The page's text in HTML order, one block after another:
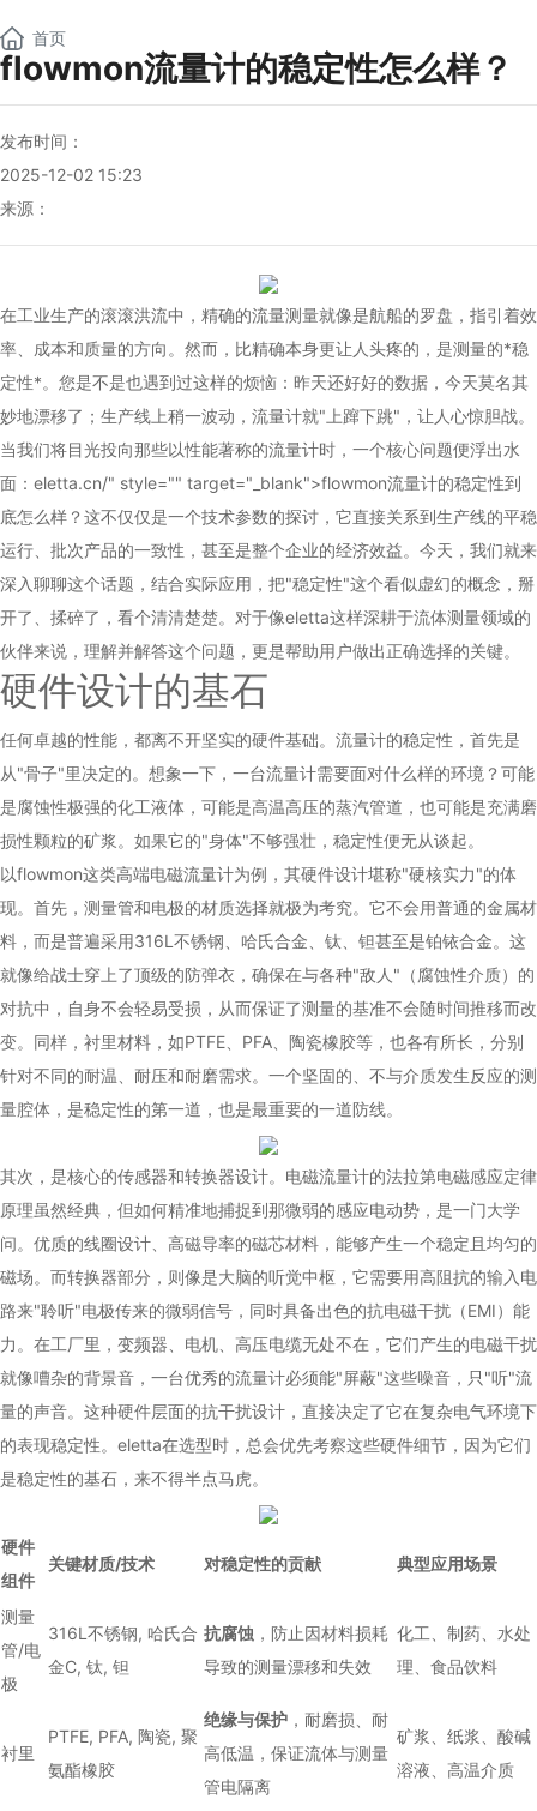
首页
flowmon流量计的稳定性怎么样？
发布时间：
2025-12-02 15:23
来源：
在工业生产的滚滚洪流中，精确的流量测量就像是航船的罗盘，指引着效
率、成本和质量的方向。然而，比精确本身更让人头疼的，是测量的*稳
定性*。您是不是也遇到过这样的烦恼：昨天还好好的数据，今天莫名其
妙地漂移了；生产线上稍一波动，流量计就"上蹿下跳"，让人心惊胆战。
当我们将目光投向那些以性能著称的流量计时，一个核心问题便浮出水
面： eletta.cn/" style="" target="_blank">flowmon流量计的稳定性到
底怎么样？这不仅仅是一个技术参数的探讨，它直接关系到生产线的平稳
运行、批次产品的一致性，甚至是整个企业的经济效益。今天，我们就来
深入聊聊这个话题，结合实际应用，把"稳定性"这个看似虚幻的概念，掰
开了、揉碎了，看个清清楚楚。对于像eletta这样深耕于流体测量领域的
伙伴来说，理解并解答这个问题，更是帮助用户做出正确选择的关键。
硬件设计的基石
任何卓越的性能，都离不开坚实的硬件基础。流量计的稳定性，首先是
从"骨子"里决定的。想象一下，一台流量计需要面对什么样的环境？可能
是腐蚀性极强的化工液体，可能是高温高压的蒸汽管道，也可能是充满磨
损性颗粒的矿浆。如果它的"身体"不够强壮，稳定性便无从谈起。
以flowmon这类高端电磁流量计为例，其硬件设计堪称"硬核实力"的体
现。首先，测量管和电极的材质选择就极为考究。它不会用普通的金属材
料，而是普遍采用316L不锈钢、哈氏合金、钛、钽甚至是铂铱合金。这
就像给战士穿上了顶级的防弹衣，确保在与各种"敌人"（腐蚀性介质）的
对抗中，自身不会轻易受损，从而保证了测量的基准不会随时间推移而改
变。同样，衬里材料，如PTFE、PFA、陶瓷橡胶等，也各有所长，分别
针对不同的耐温、耐压和耐磨需求。一个坚固的、不与介质发生反应的测
量腔体，是稳定性的第一道，也是最重要的一道防线。
其次，是核心的传感器和转换器设计。电磁流量计的法拉第电磁感应定律
原理虽然经典，但如何精准地捕捉到那微弱的感应电动势，是一门大学
问。优质的线圈设计、高磁导率的磁芯材料，能够产生一个稳定且均匀的
磁场。而转换器部分，则像是大脑的听觉中枢，它需要用高阻抗的输入电
路来"聆听"电极传来的微弱信号，同时具备出色的抗电磁干扰（EMI）能
力。在工厂里，变频器、电机、高压电缆无处不在，它们产生的电磁干扰
就像嘈杂的背景音，一台优秀的流量计必须能"屏蔽"这些噪音，只"听"流
量的声音。这种硬件层面的抗干扰设计，直接决定了它在复杂电气环境下
的表现稳定性。eletta在选型时，总会优先考察这些硬件细节，因为它们
是稳定性的基石，来不得半点马虎。
硬件
组件
关键材质/技术 对稳定性的贡献 典型应用场景
测量
管/电
极
316L不锈钢, 哈氏合
金C, 钛, 钽
抗腐蚀 ，防止因材料损耗
导致的测量漂移和失效
化工、制药、水处
理、食品饮料
衬里
PTFE, PFA, 陶瓷, 聚
氨酯橡胶
绝缘与保护 ，耐磨损、耐
高低温，保证流体与测量
管电隔离
矿浆、纸浆、酸碱
溶液、高温介质